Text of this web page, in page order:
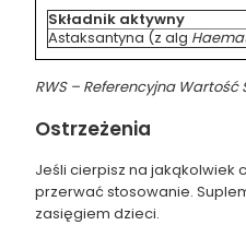
Składnik aktywny
Astaksantyna (z alg
RWS – Referencyjna
Ostrzeżenia
Jeśli cierpisz na jakąkolwiek
przerwać stosowanie.
zasięgiem dzieci.